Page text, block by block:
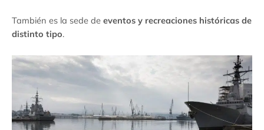
También es la sede de eventos y recreaciones históricas de
distinto tipo.